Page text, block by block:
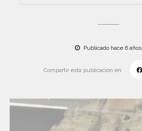
Publicado hace 6 años
Compartir esta publicación en: